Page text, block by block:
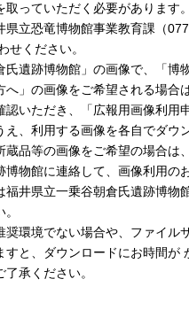
取っていただく必要があります
県立恐竜博物館事業教育課（
せください。
氏遺跡博物館」の画像で、「博
へ」の画像をご希望される場合
認いただき、「広報用画像利用
え、利用する画像を各自でダウ
蔵品等の画像をご希望の場合は
博物館に連絡して、画像利用の
福井県立一乗谷朝倉氏遺跡博物
奨環境でない場合や、ファイル
すと、ダウンロードにお時間が
承ください。